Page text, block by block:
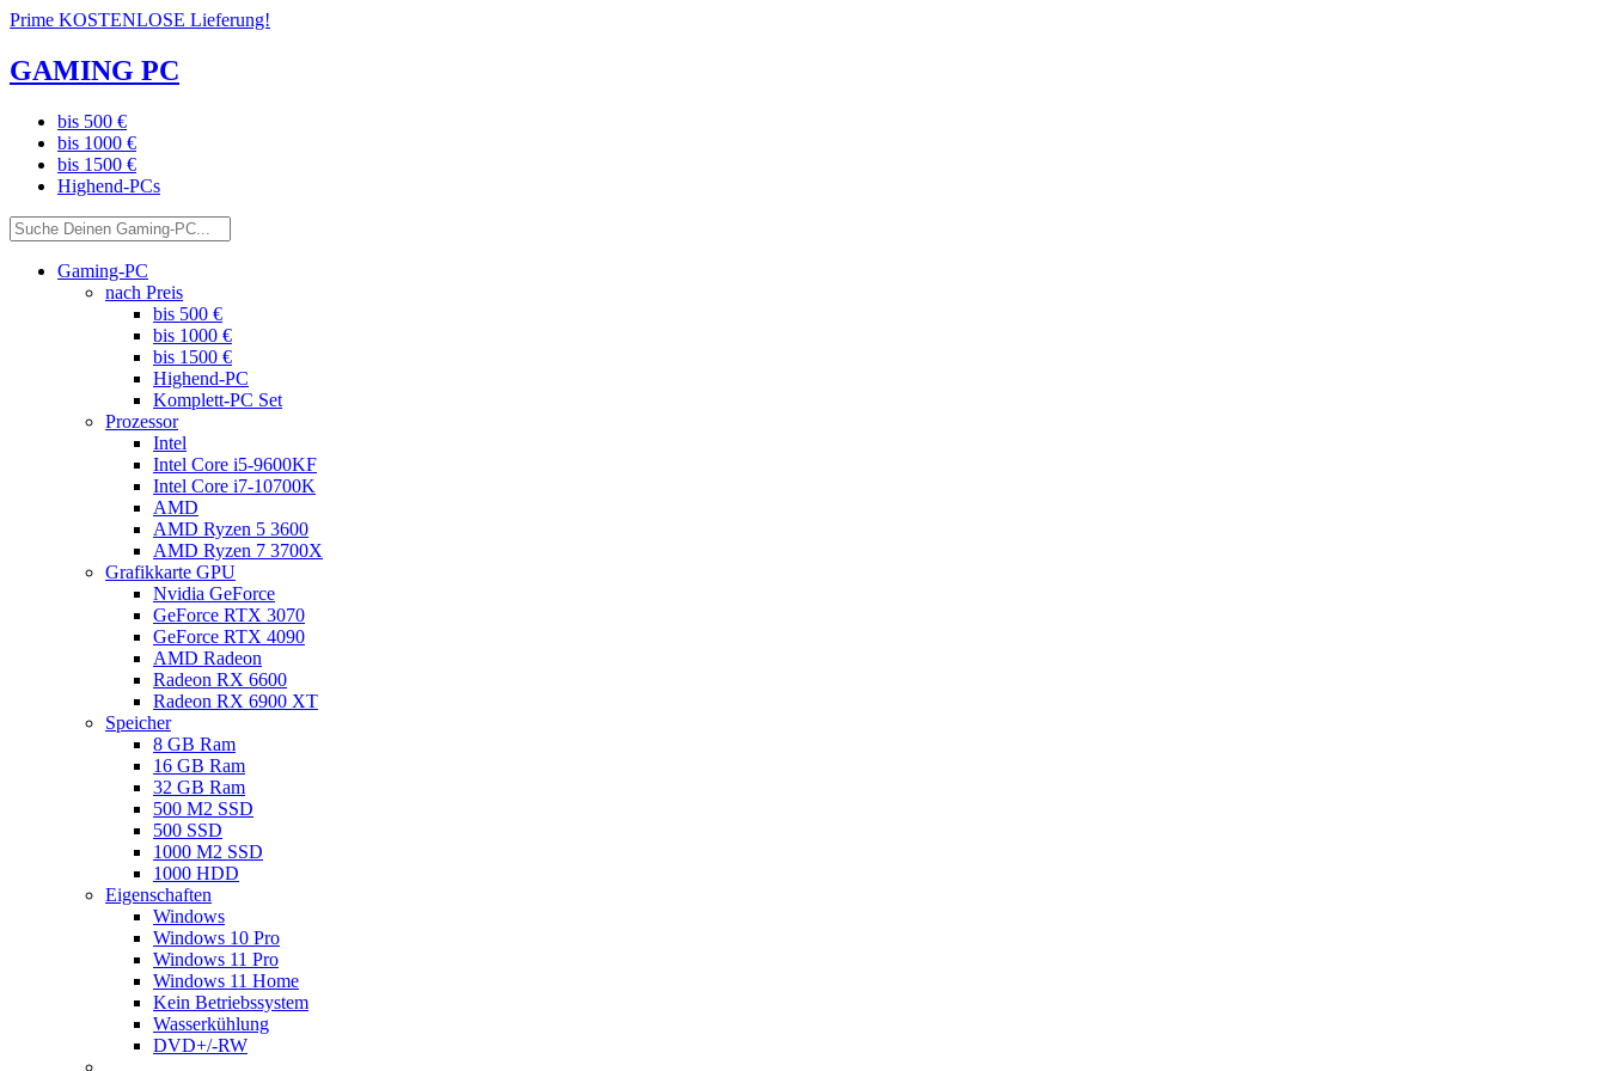
Prime KOSTENLOSE Lieferung!
GAMING PC
bis 500 €
bis 1000 €
bis 1500 €
Highend-PCs
Gaming-PC
nach Preis
bis 500 €
bis 1000 €
bis 1500 €
Highend-PC
Komplett-PC Set
Prozessor
Intel
Intel Core i5-9600KF
Intel Core i7-10700K
AMD
AMD Ryzen 5 3600
AMD Ryzen 7 3700X
Grafikkarte GPU
Nvidia GeForce
GeForce RTX 3070
GeForce RTX 4090
AMD Radeon
Radeon RX 6600
Radeon RX 6900 XT
Speicher
8 GB Ram
16 GB Ram
32 GB Ram
500 M2 SSD
500 SSD
1000 M2 SSD
1000 HDD
Eigenschaften
Windows
Windows 10 Pro
Windows 11 Pro
Windows 11 Home
Kein Betriebssystem
Wasserkühlung
DVD+/-RW